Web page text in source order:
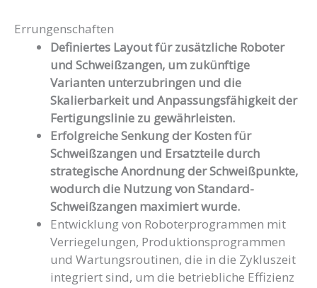
Errungenschaften
Definiertes Layout für zusätzliche Roboter
und Schweißzangen, um zukünftige
Varianten unterzubringen und die
Skalierbarkeit und Anpassungsfähigkeit der
Fertigungslinie zu gewährleisten.
Erfolgreiche Senkung der Kosten für
Schweißzangen und Ersatzteile durch
strategische Anordnung der Schweißpunkte,
wodurch die Nutzung von Standard-
Schweißzangen maximiert wurde.
Entwicklung von Roboterprogrammen mit
Verriegelungen, Produktionsprogrammen
und Wartungsroutinen, die in die Zykluszeit
integriert sind, um die betriebliche Effizienz